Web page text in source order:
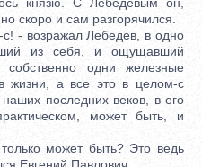
скоро и сам разгорячился.
- возражал Лебедев, в одно
из себя, и ощущавший
одни железные
жизни, а все это в целом-с
последних веков, в его
может быть, и
может быть? Это ведь
Евгений Павлович.